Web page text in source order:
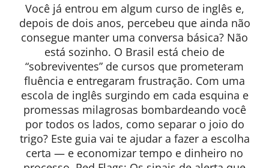
Você já entrou em algum curso de inglês e,
depois de dois anos, percebeu que ainda não
consegue manter uma conversa básica? Não
está sozinho. O Brasil está cheio de
“sobreviventes” de cursos que prometeram
fluência e entregaram frustração. Com uma
escola de inglês surgindo em cada esquina e
promessas milagrosas bombardeando você
por todos os lados, como separar o joio do
trigo? Este guia vai te ajudar a fazer a escolha
certa — e economizar tempo e dinheiro no